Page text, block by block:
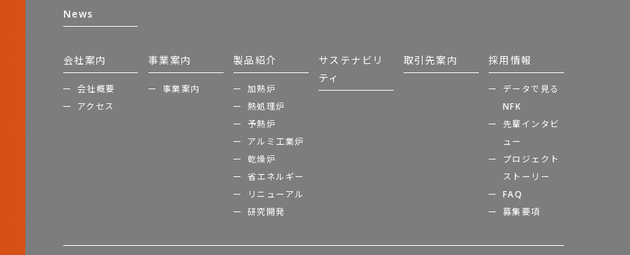
News
会社案内
会社概要
アクセス
事業案内
事業案内
製品紹介
加熱炉
熱処理炉
予熱炉
アルミ工業炉
乾燥炉
省エネルギー
リニューアル
研究開発
サステナビリ
ティ
取引先案内 採用情報
データで見る
NFK
先輩インタビ
ュー
プロジェクト
ストーリー
FAQ
募集要項